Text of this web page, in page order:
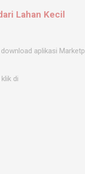
Lahan Kecil
aplikasi
di